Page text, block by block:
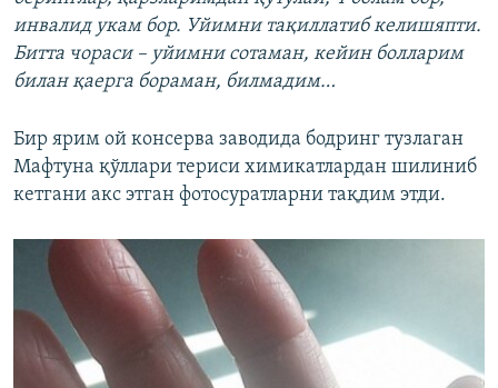
инвалид укам бор. Уйимни тақиллатиб келишяпти.
Битта чораси – уйимни сотаман, кейин болларим
билан қаерга бораман, билмадим…
Бир ярим ой консерва заводида бодринг тузлаган
Мафтуна қўллари териси химикатлардан шилиниб
кетгани акс этган фотосуратларни тақдим этди.